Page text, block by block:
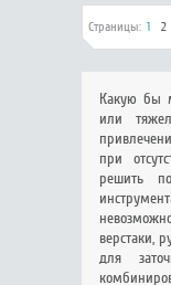
Страницы: 1 2
Какую бы
или
при
решить
верстаки,
для